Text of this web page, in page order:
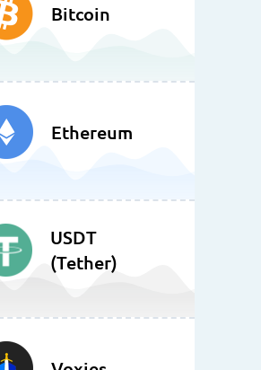
Bitcoin
Ethereum
USDT
(Tether)